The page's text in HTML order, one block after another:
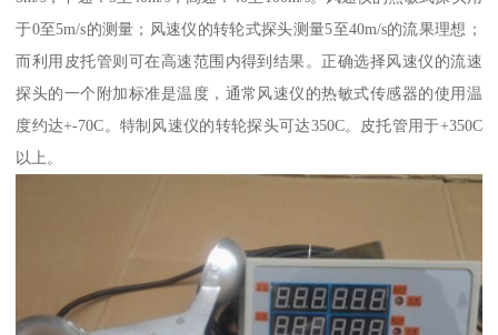
于0至5m/s的测量；风速仪的转轮式探头测量5至40m/s的流果理想；
而利用皮托管则可在高速范围内得到结果。正确选择风速仪的流速
探头的一个附加标准是温度，通常风速仪的热敏式传感器的使用温
度约达+-70C。特制风速仪的转轮探头可达350C。皮托管用于+350C
以上。